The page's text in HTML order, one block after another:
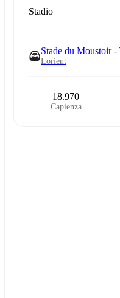
Stadio
Stade du Moustoir
Lorient
18.970
Capienza